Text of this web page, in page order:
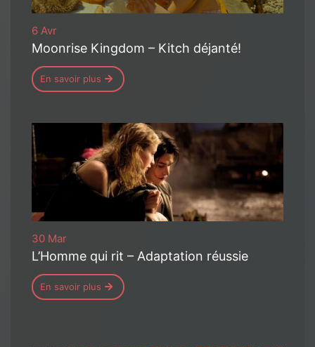
6 Avr
Moonrise Kingdom – Kitch déjanté!
En savoir plus
30 Mar
L’Homme qui rit – Adaptation réussie
En savoir plus